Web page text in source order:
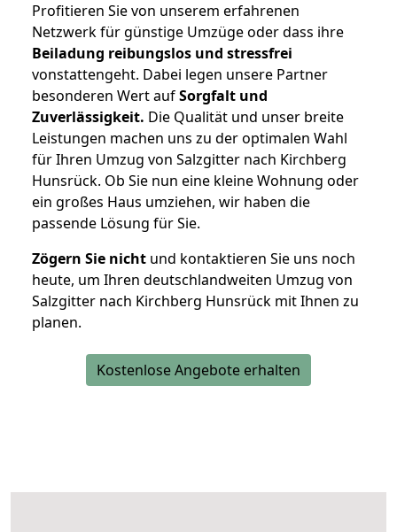
Profitieren Sie von unserem erfahrenen
Netzwerk für günstige Umzüge oder dass ihre
Beiladung reibungslos und stressfrei
vonstattengeht. Dabei legen unsere Partner
besonderen Wert aufSorgfalt und
Zuverlässigkeit. Die Qualität und unser breite
Leistungen machen uns zu der optimalen Wahl
für Ihren Umzug von Salzgitter nach Kirchberg
Hunsrück. Ob Sie nun eine kleine Wohnung oder
ein großes Haus umziehen, wir haben die
passende Lösung für Sie.
Zögern Sie nicht und kontaktieren Sie uns noch
heute, um Ihren deutschlandweiten Umzug von
Salzgitter nach Kirchberg Hunsrück mit Ihnen zu
planen.
Kostenlose Angebote erhalten